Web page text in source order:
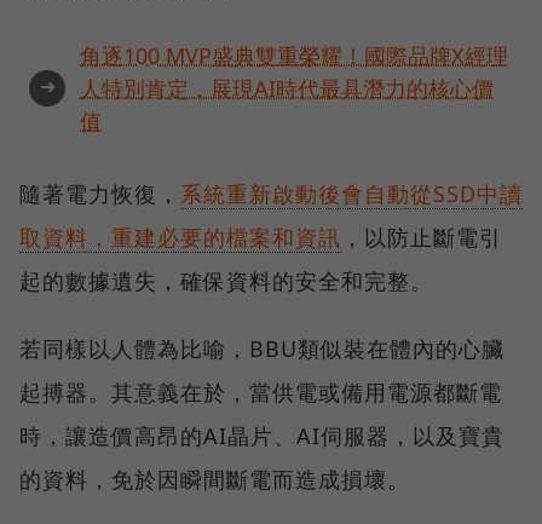
➜
角逐100 MVP盛典雙重榮耀！國際品牌X經理
人特別肯定，展現AI時代最具潛力的核心價
值
隨著電力恢復， 系統重新啟動後會自動從SSD中讀
取資料，重建必要的檔案和資訊 ，以防止斷電引
起的數據遺失，確保資料的安全和完整。
若同樣以人體為比喻，BBU類似裝在體內的心臟
起搏器。其意義在於，當供電或備用電源都斷電
時，讓造價高昂的AI晶片、AI伺服器，以及寶貴
的資料，免於因瞬間斷電而造成損壞。